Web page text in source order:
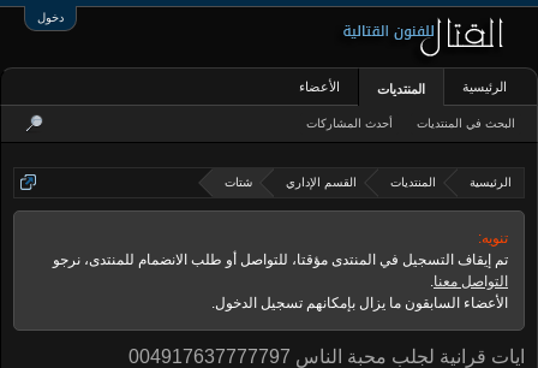
دخول
الرئيسية المنتديات القسم الإداري شتات
تنويه:
تم إيقاف التسجيل في المنتدى مؤقتا، للتواصل أو طلب الانضمام للمنتدى، نرجو
التواصل معنا.
الأعضاء السابقون ما يزال بإمكانهم تسجيل الدخول.
ايات قرانية لجلب محبة الناس 004917637777797
الرئيسية المنتديات
البحث في المنتديات أحدث المشاركات
الأعضاء